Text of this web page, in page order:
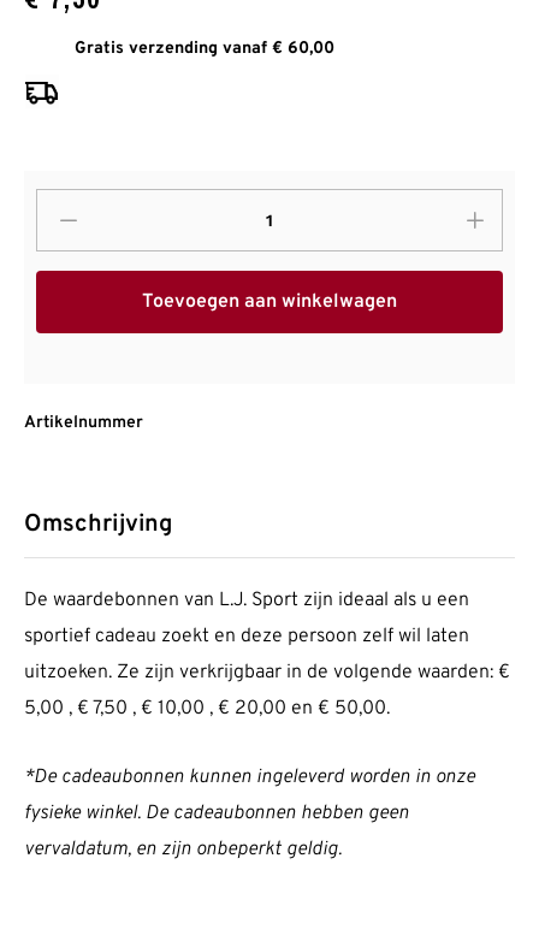
Gratis verzending vanaf € 60,00
Toevoegen aan winkelwagen
Artikelnummer
Omschrijving
De waardebonnen van L.J. Sport zijn ideaal als u een
sportief cadeau zoekt en deze persoon zelf wil laten
uitzoeken. Ze zijn verkrijgbaar in de volgende waarden: €
5,00 , € 7,50 , € 10,00 , € 20,00 en € 50,00.
*De cadeaubonnen kunnen ingeleverd worden in onze
fysieke winkel. De cadeaubonnen hebben geen
vervaldatum, en zijn onbeperkt geldig.